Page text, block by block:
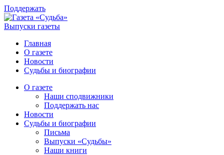
Поддержать
Выпуски газеты
Главная
О газете
Новости
Судьбы и биографии
О газете
Наши сподвижники
Поддержать нас
Новости
Судьбы и биографии
Письма
Выпуски «Судьбы»
Наши книги